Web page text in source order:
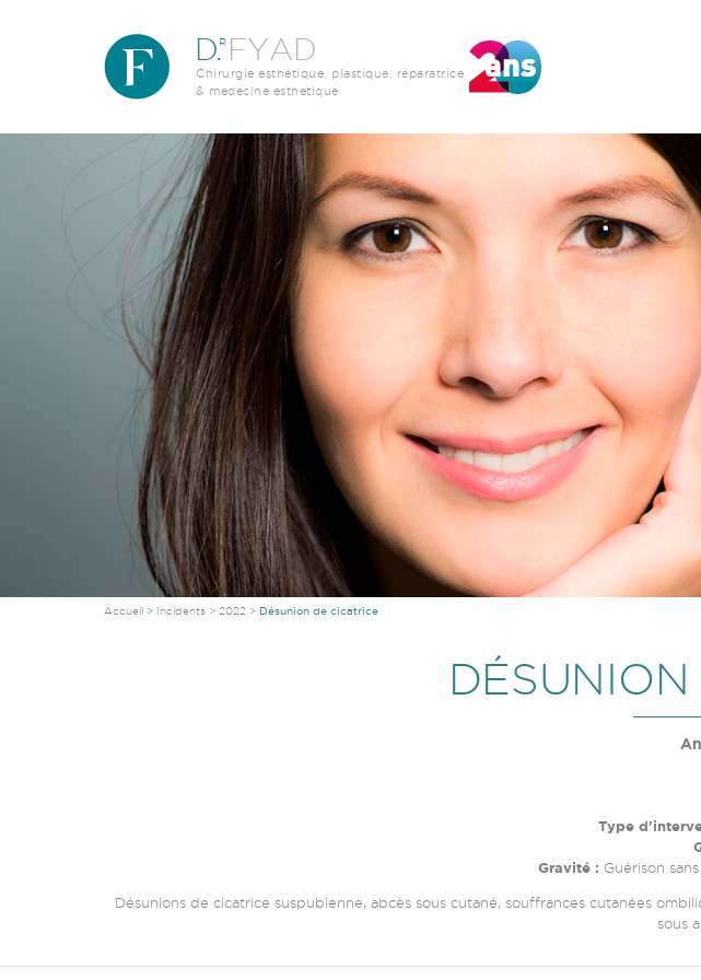
Chirurgie esthétique, plastique, réparatrice
& medecine esthetique
D R
. FYAD
Image par défaut
Accueil Incidents 2022 Désunion de cicatrice
Type
Gravité : Guérison
Désunions de cicatrice suspubienne, abcès sous cutané, souffrances cutanées
sous